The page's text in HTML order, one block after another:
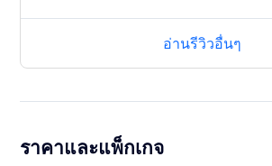
อ่านรีวิวอื่นๆ
ราคาและแพ็กเกจ